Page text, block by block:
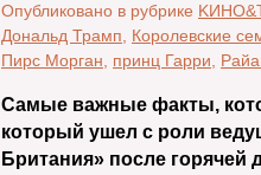
Опубликовано в рубрике
Дональд Трамп
Королевские
Пирс Морган
принц Гарри
Самые важные факты,
который ушел с роли
Британия» после горячей